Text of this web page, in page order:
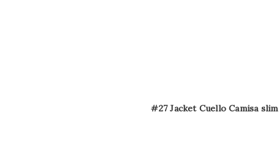
#27 Jacket Cuello Camisa slim